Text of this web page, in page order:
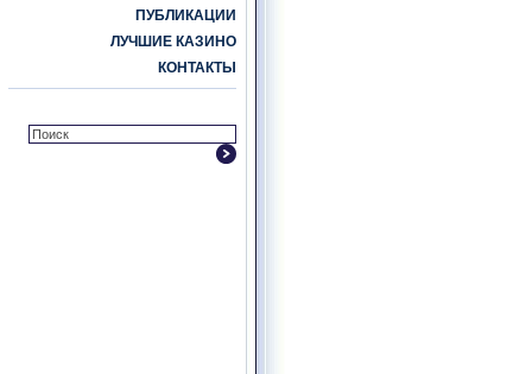
ПУБЛИКАЦИИ
ЛУЧШИЕ КАЗИНО
КОНТАКТЫ